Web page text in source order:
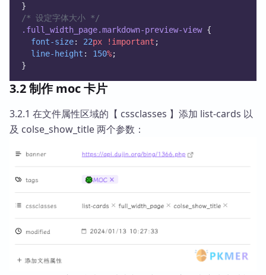
}
/* 设定字体大小 */
.full_width_page.markdown-preview-view {
font-size: 22px !important ;
line-height : 150%;
}
3.2 制作 moc 卡片
3.2.1 在文件属性区域的【 cssclasses 】添加 list-cards 以
及 colse_show_title 两个参数：